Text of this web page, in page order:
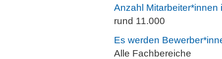
Anzahl Mitarbeiter*innen
rund 11.000
Es werden
Alle Fachbereiche